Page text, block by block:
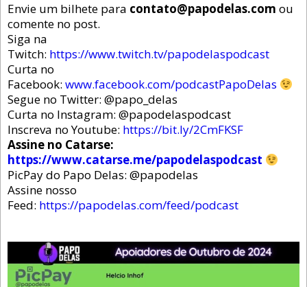
Envie um bilhete para contato@papodelas.com ou
comente no post.
Siga na
Twitch: https://www.twitch.tv/papodelaspodcast
Curta no
Facebook: www.facebook.com/podcastPapoDelas
Segue no Twitter: @papo_delas
Curta no Instagram: @papodelaspodcast
Inscreva no Youtube: https://bit.ly/2CmFKSF
Assine no Catarse:
https://www.catarse.me/papodelaspodcast
PicPay do Papo Delas: @papodelas
Assine nosso
Feed: https://papodelas.com/feed/podcast